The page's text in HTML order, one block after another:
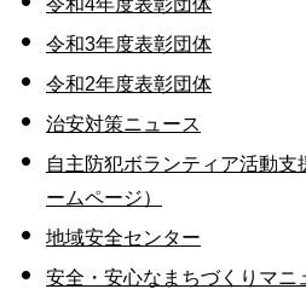
令和4年度表彰団体
令和3年度表彰団体
令和2年度表彰団体
治安対策ニュース
自主防犯ボランティア活動
ームページ）
地域安全センター
安全・安心なまちづくりマニ